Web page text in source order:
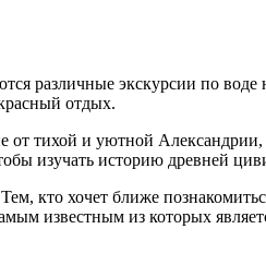
различные экскурсии по воде
отдых.
от тихой и уютной
изучать историю древней
кто хочет ближе
известным из которых